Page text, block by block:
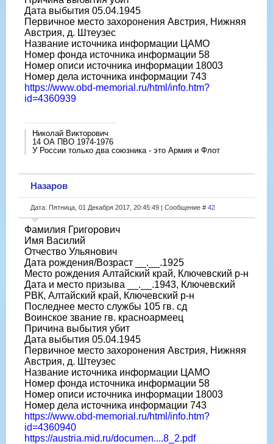
Дата выбытия 05.04.1945
Первичное место захоронения Австрия, Нижняя
Австрия, д. Штеузес
Название источника информации ЦАМО
Номер фонда источника информации 58
Номер описи источника информации 18003
Номер дела источника информации 743
https://www.obd-memorial.ru/html/info.htm?
id=4360939
Николай Викторович
14 ОА ПВО 1974-1976
У России только два союзника - это Армия и Флот
Назаров
Дата: Пятница, 01 Декабря 2017, 20:45:49 | Сообщение # 42
Фамилия Григорович
Имя Василий
Отчество Ульянович
Дата рождения/Возраст __.__.1925
Место рождения Алтайский край, Ключевский р-н
Дата и место призыва __.__.1943, Ключевский
РВК, Алтайский край, Ключевский р-н
Последнее место службы 105 гв. сд
Воинское звание гв. красноармеец
Причина выбытия убит
Дата выбытия 05.04.1945
Первичное место захоронения Австрия, Нижняя
Австрия, д. Штеузес
Название источника информации ЦАМО
Номер фонда источника информации 58
Номер описи источника информации 18003
Номер дела источника информации 743
https://www.obd-memorial.ru/html/info.htm?
id=4360940
https://austria.mid.ru/documen....8_2.pdf